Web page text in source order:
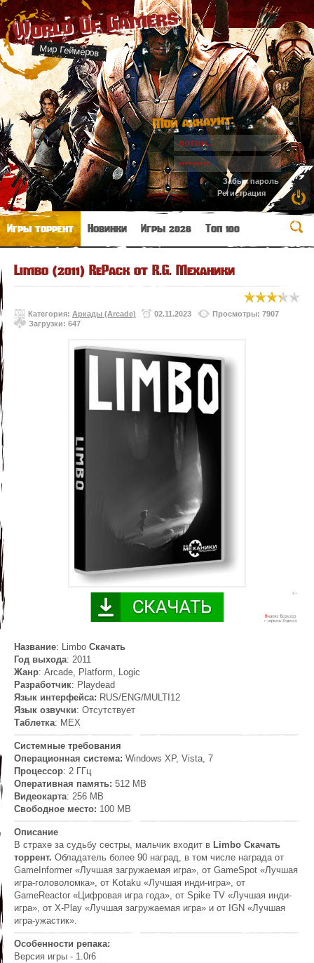
World Of Gamers
Мир Геймеров
Мой аккаунт:
Забыл пароль
Регистрация
Игры торрент Новинки Игры 2026 Топ 100
Limbo (2011) RePack от R.G. Механики
Категория: Аркады (Arcade) 02.11.2023
Просмотры: 7907
Загрузки: 647
Название: Limbo Скачать
Год выхода: 2011
Жанр: Arcade, Platform, Logic
Разработчик: Playdead
Язык интерфейса: RUS/ENG/MULTI12
Язык озвучки: Отсутствует
Таблетка: MEX
Системные требования
Операционная система: Windows XP, Vista, 7
Процессор: 2 ГГц
Оперативная память: 512 MB
Видеокарта: 256 MB
Свободное место: 100 MB
Описание
В страхе за судьбу сестры, мальчик входит в Limbo Скачать
торрент. Обладатель более 90 наград, в том числе награда от
GameInformer «Лучшая загружаемая игра», от GameSpot «Лучшая
игра-головоломка», от Kotaku «Лучшая инди-игра», от
GameReactor «Цифровая игра года», от Spike TV «Лучшая инди-
игра», от X-Play «Лучшая загружаемая игра» и от IGN «Лучшая
игра-ужастик».
Особенности репака:
Версия игры - 1.0r6